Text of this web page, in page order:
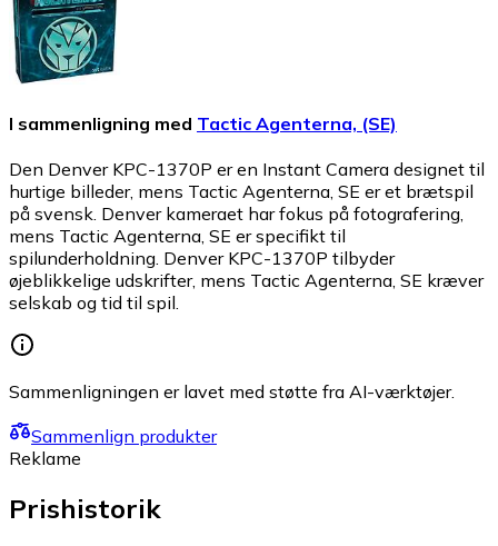
I sammenligning med Tactic Agenterna, (SE)
Den Denver KPC-1370P er en Instant Camera designet til
hurtige billeder, mens Tactic Agenterna, SE er et brætspil
på svensk. Denver kameraet har fokus på fotografering,
mens Tactic Agenterna, SE er specifikt til
spilunderholdning. Denver KPC-1370P tilbyder
øjeblikkelige udskrifter, mens Tactic Agenterna, SE kræver
selskab og tid til spil.
Sammenligningen er lavet med støtte fra AI-værktøjer.
Sammenlign produkter
Reklame
Prishistorik